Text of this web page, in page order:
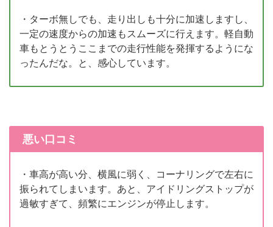
・ターボ無しでも、走り出しも十分に加速しますし、
一定の速度からの加速もスムーズに行えます。軽自動
車もとうとうここまでの走行性能を発揮するようにな
ったんだな。と、感心しています。
悪い口コミ
・車高が高い分、横風に弱く、コーナリングで左右に
振られてしまいます。あと、アイドリングストップが
過敏すぎて、頻繁にエンジンが停止します。